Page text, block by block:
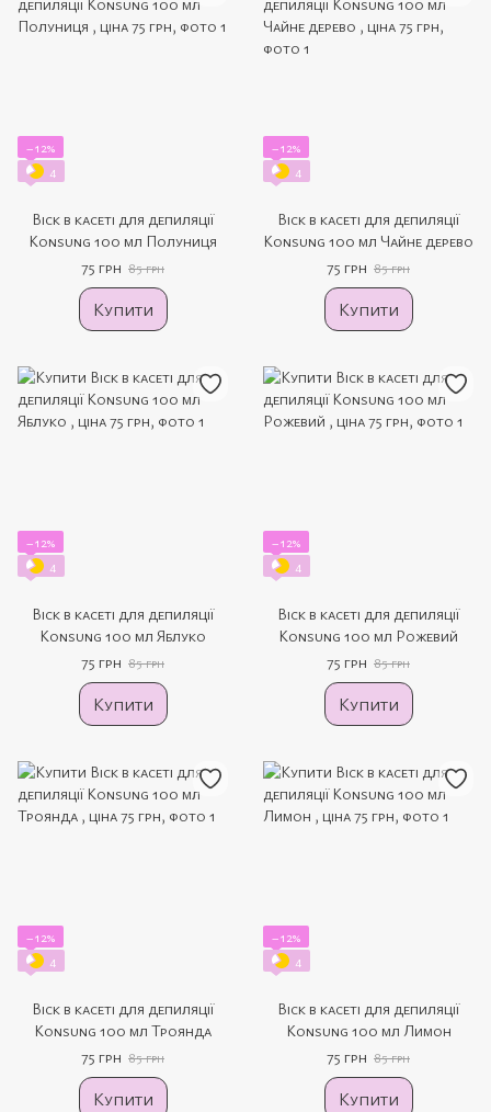
−12%
4
Віск в касеті для депиляції
Konsung 100 мл Полуниця
75 грн 85 грн
Купити
−12%
4
Віск в касеті для депиляції
Konsung 100 мл Чайне дерево
75 грн 85 грн
Купити
−12%
4
Віск в касеті для депиляції
Konsung 100 мл Яблуко
75 грн 85 грн
Купити
−12%
4
Віск в касеті для депиляції
Konsung 100 мл Рожевий
75 грн 85 грн
Купити
−12%
4
Віск в касеті для депиляції
Konsung 100 мл Троянда
75 грн 85 грн
Купити
−12%
4
Віск в касеті для депиляції
Konsung 100 мл Лимон
75 грн 85 грн
Купити